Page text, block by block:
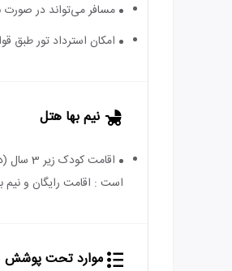
مسافر می‌تواند در صورت
امکان استرداد تور طبق
نیم بها هتل
است : اقامت رایگان و نیم
موارد تحت پوشش